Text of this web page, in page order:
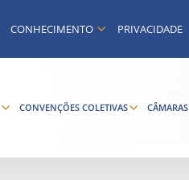
CONHECIMENTO PRIVACIDADE
CONVENÇÕES COLETIVAS CÂMARAS